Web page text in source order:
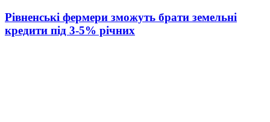
Рівненські фермери зможуть брати земельні
кредити під 3-5% річних